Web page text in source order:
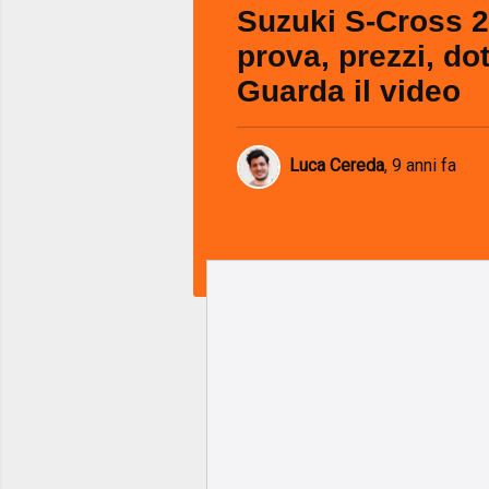
Suzuki S-Cross
prova, prezzi,
Guarda il video
Luca Cereda, 9 anni fa